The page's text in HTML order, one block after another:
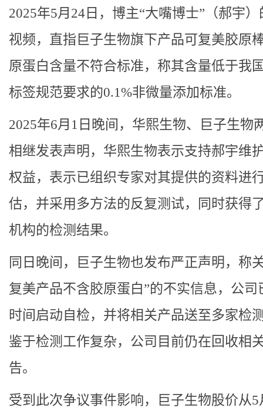
2025年5月24日，博主“大嘴博士”（郝宇
视频，直指巨子生物旗下产品可复美胶原
原蛋白含量不符合标准，称其含量低于我
标签规范要求的0.1%非微量添加标准。
2025年6月1日晚间，华熙生物、巨子生物
相继发表声明，华熙生物表示支持郝宇维
权益，表示已组织专家对其提供的资料进
估，并采用多方法的反复测试，同时获得
机构的检测结果。
同日晚间，巨子生物也发布严正声明，称
复美产品不含胶原蛋白”的不实信息，公司
时间启动自检，并将相关产品送至多家检
鉴于检测工作复杂，公司目前仍在回收相
告。
受到此次争议事件影响，巨子生物股价从5